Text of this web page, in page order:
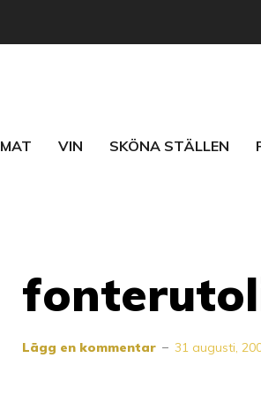
MAT VIN SKÖNA STÄLLEN
Lägg en kommentar 31 augusti,